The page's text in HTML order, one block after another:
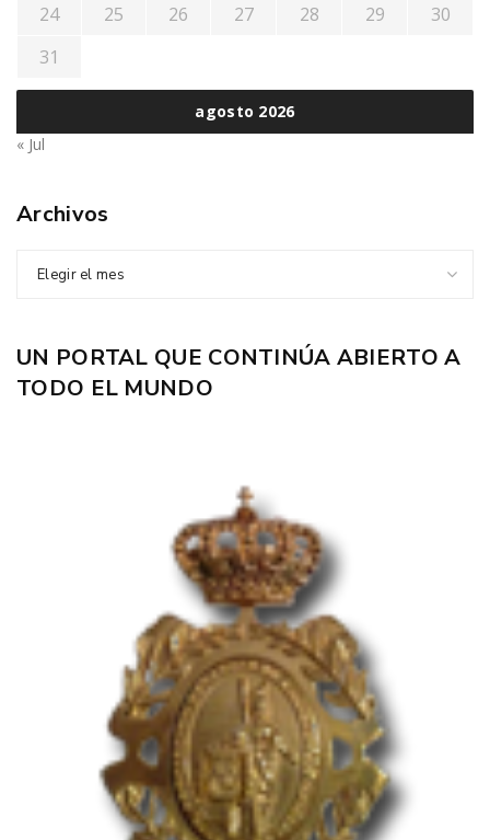
agosto 2026
24 25 26 27 28 29
30
31
« Jul
Archivos
Elegir el mes
UN PORTAL QUE CONTINÚA ABIERTO A
TODO EL MUNDO